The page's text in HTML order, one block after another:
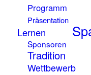
Programm
Präsentation
Lernen
Sponsoren
Tradition
Wettbewerb